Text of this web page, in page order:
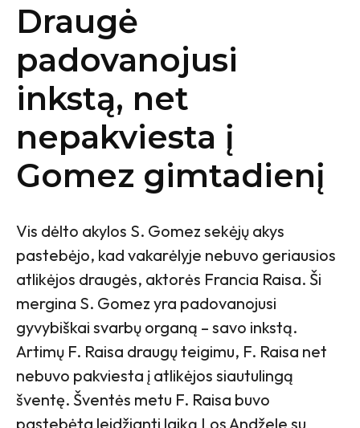
Draugė
padovanojusi
inkstą, net
nepakviesta į
Gomez gimtadienį
Vis dėlto akylos S. Gomez sekėjų akys
pastebėjo, kad vakarėlyje nebuvo geriausios
atlikėjos draugės, aktorės Francia Raisa. Ši
mergina S. Gomez yra padovanojusi
gyvybiškai svarbų organą – savo inkstą.
Artimų F. Raisa draugų teigimu, F. Raisa net
nebuvo pakviesta į atlikėjos siautulingą
šventę. Šventės metu F. Raisa buvo
pastebėta leidžianti laiką Los Andžele su